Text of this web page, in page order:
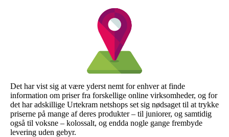
Det har vist sig at være yderst nemt for enhver at finde
information om priser fra forskellige online virksomheder, og for
det har adskillige Urtekram netshops set sig nødsaget til at trykke
priserne på mange af deres produkter – til juniorer, og samtidig
også til voksne – kolossalt, og endda nogle gange frembyde
levering uden gebyr.